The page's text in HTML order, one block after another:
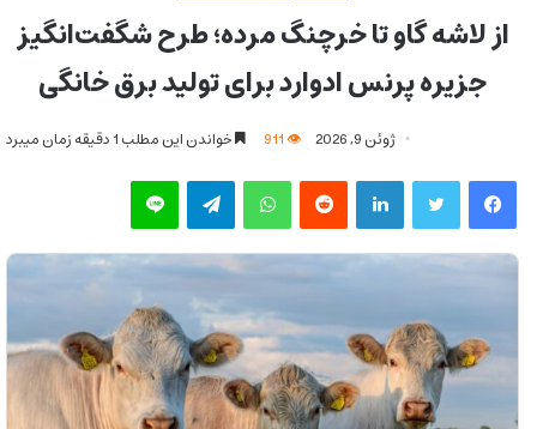
از لاشه گاو تا خرچنگ مرده؛ طرح شگفت‌انگیز
جزیره پرنس ادوارد برای تولید برق خانگی
ژوئن 9, 2026 خواندن این مطلب 1 دقیقه زمان میبرد
فیس بوک توییتر لینکدین‫رددیت واتس آپ تلگرام لاین